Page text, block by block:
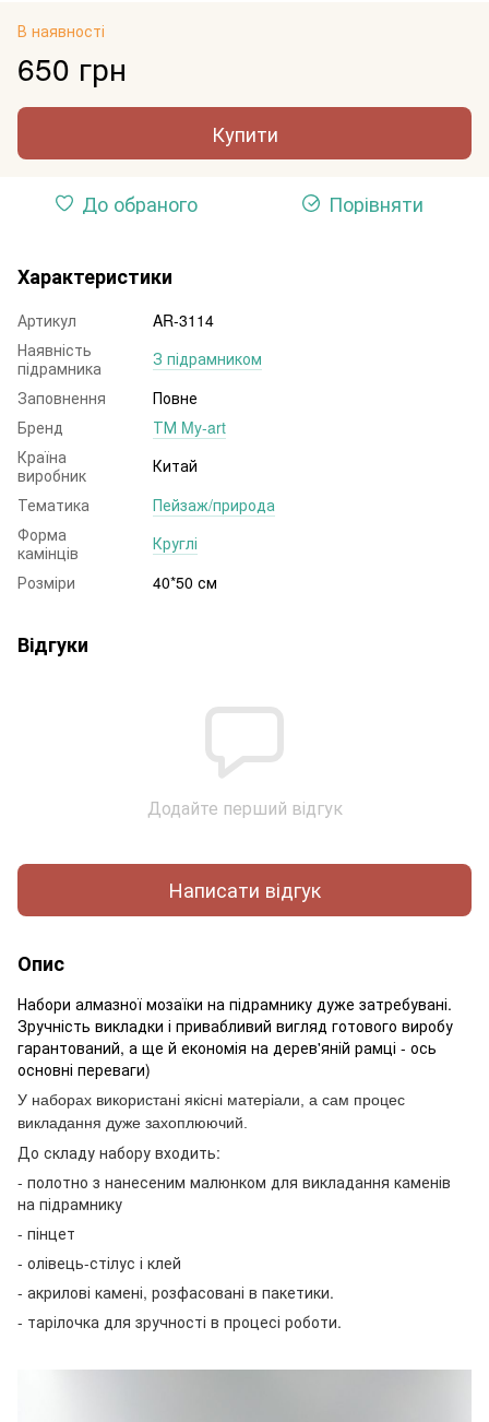
В наявності
650 грн
Купити
До обраного Порівняти
Характеристики
Артикул
AR-3114
Наявність
підрамника
З підрамником
Заповнення
Повне
Бренд
ТМ My-art
Країна
виробник
Китай
Тематика
Пейзаж/природа
Форма
камінців
Круглі
Розміри
40*50 см
Відгуки
Додайте перший відгук
Написати відгук
Опис
Набори алмазної мозаїки на підрамнику дуже затребувані.
Зручність викладки і привабливий вигляд готового виробу
гарантований, а ще й економія на дерев'яній рамці - ось
основні переваги)
У наборах використані якісні матеріали, а сам процес
викладання дуже захоплюючий.
До складу набору входить:
- полотно з нанесеним малюнком для викладання каменів
на підрамнику
- пінцет
- олівець-стілус і клей
- акрилові камені, розфасовані в пакетики.
- тарілочка для зручності в процесі роботи.